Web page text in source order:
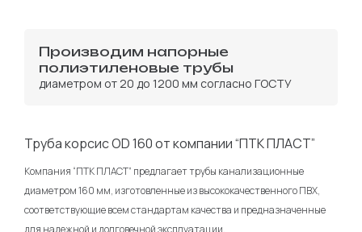
Производим напорные
полиэтиленовые трубы
диаметром от 20 до 1200 мм согласно ГОСТУ
Труба корсис OD 160 от компании “ПТК ПЛАСТ”
Компания “ПТК ПЛАСТ” предлагает трубы канализационные
диаметром 160 мм, изготовленные из высококачественного ПВХ,
соответствующие всем стандартам качества и предназначенные
для надежной и долговечной эксплуатации.